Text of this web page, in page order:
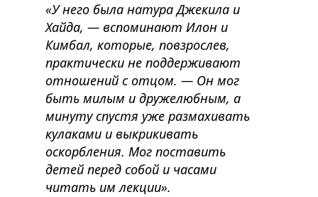
«У него была натура Джекила и
Хайда, — вспоминают Илон и
Кимбал, которые, повзрослев,
практически не поддерживают
отношений с отцом. — Он мог
быть милым и дружелюбным, а
минуту спустя уже размахивать
кулаками и выкрикивать
оскорбления. Мог поставить
детей перед собой и часами
читать им лекции».